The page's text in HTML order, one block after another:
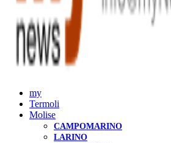
my
Termoli
Molise
CAMPOMARINO
LARINO